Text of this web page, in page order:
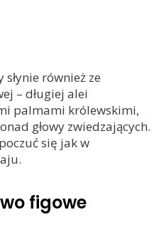
również ze
– długiej alei
palmami królewskimi,
głowy zwiedzających.
się jak w
figowe